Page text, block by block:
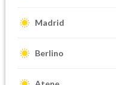
Madrid
Berlino